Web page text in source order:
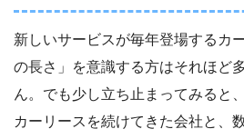
新しいサービスが毎年登場するカ
の長さ」を意識する方はそれほど
ん。でも少し立ち止まってみると
カーリースを続けてきた会社と、